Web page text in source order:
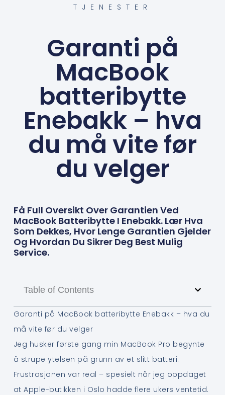
TJENESTER
Garanti på
MacBook
batteribytte
Enebakk – hva
du må vite før
du velger
Få Full Oversikt Over Garantien Ved
MacBook Batteribytte I Enebakk. Lær Hva
Som Dekkes, Hvor Lenge Garantien Gjelder
Og Hvordan Du Sikrer Deg Best Mulig
Service.
Table of Contents
Garanti på MacBook batteribytte Enebakk – hva du
må vite før du velger
Jeg husker første gang min MacBook Pro begynte
å strupe ytelsen på grunn av et slitt batteri.
Frustrasjonen var real – spesielt når jeg oppdaget
at Apple-butikken i Oslo hadde flere ukers ventetid.